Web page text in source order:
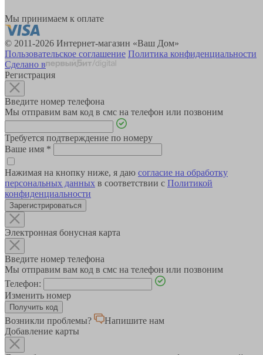
Мы принимаем к оплате
© 2011-2026 Интернет-магазин «Ваш Дом»
Пользовательское соглашение Политика конфиденциальности
Сделано в
Регистрация
Введите номер телефона
Мы отправим вам код в смс на телефон или позвоним
Требуется подтверждение по номеру
Ваше имя *
Нажимая на кнопку ниже, я даю согласие на обработку
персональных данных в соответствии с Политикой
конфиденциальности
Зарегистрироваться
Электронная бонусная карта
Введите номер телефона
Мы отправим вам код в смс на телефон или позвоним
Телефон:
Изменить номер
Возникли проблемы?
Напишите нам
Добавление карты